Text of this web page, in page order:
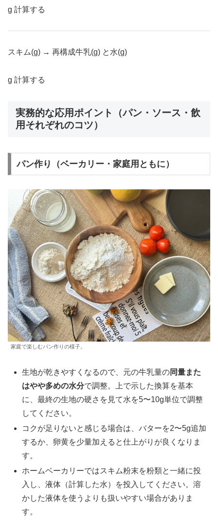
g 計算する
スキム(g) → 再構成牛乳(g) と水(g)
g 計算する
実務的な応用ポイント（パン・ソース・飲
用それぞれのコツ）
パン作り（ベーカリー・家庭用ともに）
家庭で楽しむパン作りの様子。
生地が乾きやすくなるので、元の牛乳量の同量また
はやや多めの水分で調整。上で示した換算を基本
に、最終の生地の硬さを見て水を5〜10g単位で調整
してください。
コクが足りないと感じる場合は、バターを2〜5g追加
するか、卵黄を少量加えると仕上がりが良くなりま
す。
ホームベーカリーではスキム粉末を粉類と一緒に投
入し、液体（計算した水）を投入してください。溶
かした液体を使うよりも扱いやすい場合がありま
す。